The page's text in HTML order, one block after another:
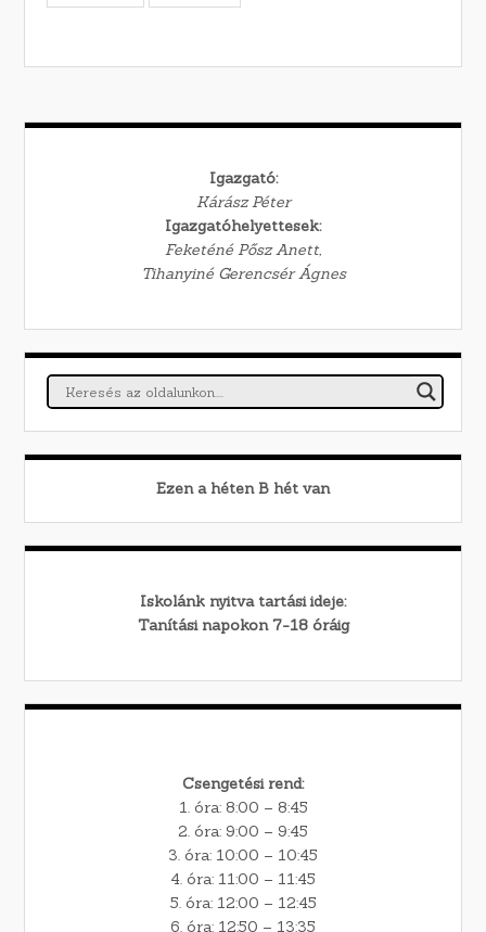
Igazgató:
Kárász Péter
Igazgatóhelyettesek:
Feketéné Pősz Anett,
Tihanyiné Gerencsér Ágnes
Ezen a héten B hét van
Iskolánk nyitva tartási ideje:
Tanítási napokon 7-18 óráig
Csengetési rend:
1. óra: 8:00 – 8:45
2. óra: 9:00 – 9:45
3. óra: 10:00 – 10:45
4. óra: 11:00 – 11:45
5. óra: 12:00 – 12:45
6. óra: 12:50 – 13:35